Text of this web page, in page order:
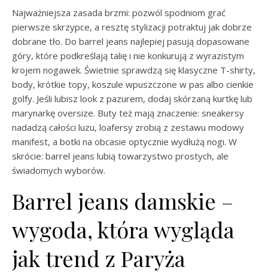
Najważniejsza zasada brzmi: pozwól spodniom grać
pierwsze skrzypce, a resztę stylizacji potraktuj jak dobrze
dobrane tło. Do barrel jeans najlepiej pasują dopasowane
góry, które podkreślają talię i nie konkurują z wyrazistym
krojem nogawek. Świetnie sprawdzą się klasyczne T-shirty,
body, krótkie topy, koszule wpuszczone w pas albo cienkie
golfy. Jeśli lubisz look z pazurem, dodaj skórzaną kurtkę lub
marynarkę oversize. Buty też mają znaczenie: sneakersy
nadadzą całości luzu, loafersy zrobią z zestawu modowy
manifest, a botki na obcasie optycznie wydłużą nogi. W
skrócie: barrel jeans lubią towarzystwo prostych, ale
świadomych wyborów.
Barrel jeans damskie –
wygoda, która wygląda
jak trend z Paryża